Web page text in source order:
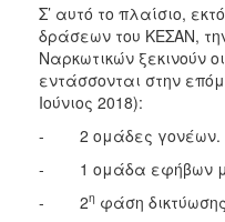
Σ’ αυτό το πλαίσιο,
δράσεων του ΚΕΣΑΝ,
Ναρκωτικών ξεκινούν
εντάσσονται στην
Ιούνιος 2018):
- 2 ομάδες γονέων.
- 1 ομάδα εφήβων
- 2η φάση